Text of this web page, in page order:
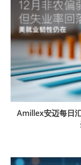
Amillex安迈每日